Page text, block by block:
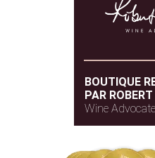
BOUTIQUE
PAR
Wine